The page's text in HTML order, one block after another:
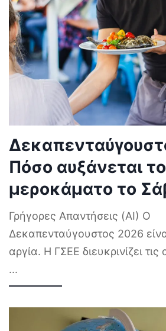
Πόσο αυξάνεται το
μεροκάματο το
Γρήγορες Απαντήσεις (AI) Ο
Δεκαπενταύγουστος 2026
αργία. Η ΓΣΕΕ διευκρινίζει
...